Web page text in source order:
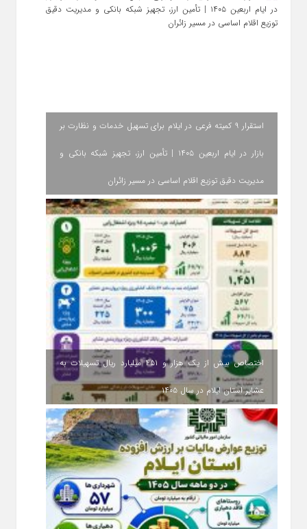
استقرار ۹ کمیته فرعی در ایلام برای تسهیل خدمات و نظارت بر
بازار در ایام اربعین ۱۴۰۵ | تأمین ارز، تجهیز شبکه بانکی و
مدیریت دقیق توزیع اقلام اساسی در مسیر زائران
اختصاص بیش از یک هزار و ۴۵۱ میلیارد ریال تسهیلات به
عشایر استان ایلام در سال ۱۴۰۵